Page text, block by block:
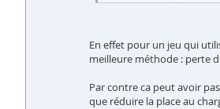
En effet pour un jeu qui
meilleure méthode : perte
Par contre ca peut avoir
que réduire la place au